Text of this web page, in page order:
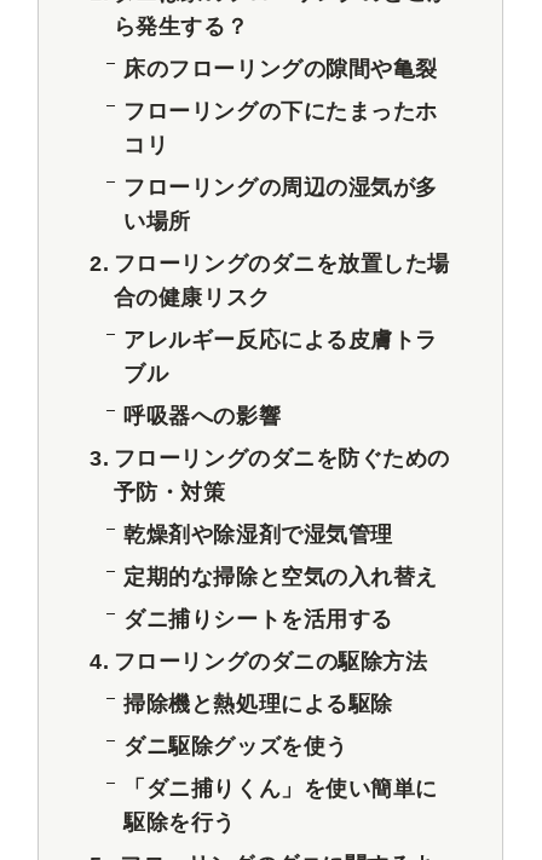
ら発生する？
床のフローリングの隙間や亀裂
フローリングの下にたまったホ
コリ
フローリングの周辺の湿気が多
い場所
フローリングのダニを放置した場
合の健康リスク
アレルギー反応による皮膚トラ
ブル
呼吸器への影響
フローリングのダニを防ぐための
予防・対策
乾燥剤や除湿剤で湿気管理
定期的な掃除と空気の入れ替え
ダニ捕りシートを活用する
フローリングのダニの駆除方法
掃除機と熱処理による駆除
ダニ駆除グッズを使う
「ダニ捕りくん」を使い簡単に
駆除を行う